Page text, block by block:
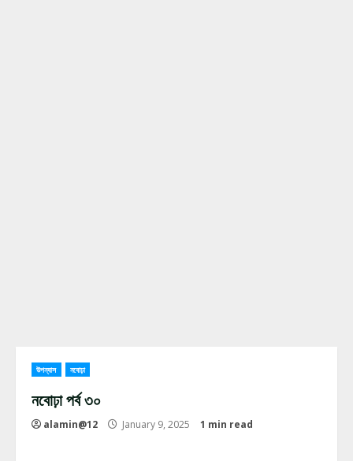
উপন্যাস নবোঢ়া
নবোঢ়া পর্ব ৩০
alamin@12 January 9, 2025 1 min read